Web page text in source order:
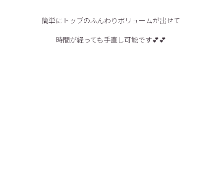
簡単にトップのふんわりボリュームが出せて
時間が経っても手直し可能です💕💕